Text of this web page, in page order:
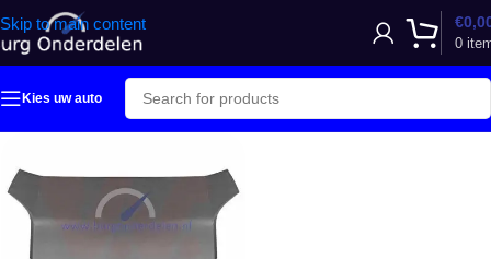
Skip to main content
0
€
Kies uw auto